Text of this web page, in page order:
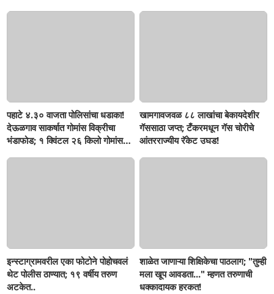
पहाटे ४.३० वाजता पोलिसांचा धडाका!
देऊळगाव साकर्षात गोमांस विक्रीचा
भंडाफोड; १ क्विंटल २६ किलो गोमांस
खामगावजवळ ८८ लाखांचा बेकायदेशीर
गॅससाठा जप्त; टँकरमधून गॅस चोरीचे
आंतरराज्यीय रॅकेट उघड!
इन्स्टाग्रामवरील एका फोटोने पोहोचवलं
थेट पोलीस ठाण्यात; १९ वर्षीय तरुण
अटकेत..
शाळेत जाणाऱ्या शिक्षिकेचा पाठलाग; "तुम्ही
मला खूप आवडता..." म्हणत तरुणाची
धक्कादायक हरकत!